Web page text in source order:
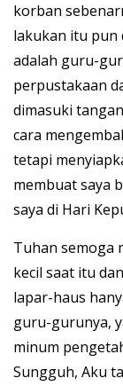
korban
lakukan itu pun
adalah guru-
perpustakaan
dimasuki
cara
tetapi
membuat saya
saya di Hari
Tuhan semoga
kecil saat itu
lapar-haus
guru-gurunya,
minum
Sungguh, Aku